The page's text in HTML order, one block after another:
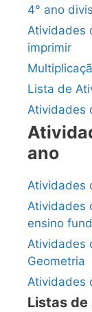
4° ano
Atividades
imprimir
Lista de
Atividades
ano
Atividades
Atividades
ensino
Atividades
Geometria
Atividades
Listas